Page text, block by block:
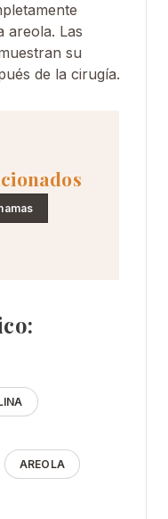
areola. Las
su
de la cirugía.
AREOLA